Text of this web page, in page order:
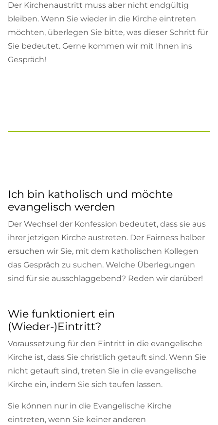
Der Kirchenaustritt muss aber nicht endgültig
bleiben. Wenn Sie wieder in die Kirche eintreten
möchten, überlegen Sie bitte, was dieser Schritt für
Sie bedeutet. Gerne kommen wir mit Ihnen ins
Gespräch!
Ich bin katholisch und möchte
evangelisch werden
Der Wechsel der Konfession bedeutet, dass sie aus
ihrer jetzigen Kirche austreten. Der Fairness halber
ersuchen wir Sie, mit dem katholischen Kollegen
das Gespräch zu suchen. Welche Überlegungen
sind für sie ausschlaggebend? Reden wir darüber!
Wie funktioniert ein
(Wieder-)Eintritt?
Voraussetzung für den Eintritt in die evangelische
Kirche ist, dass Sie christlich getauft sind. Wenn Sie
nicht getauft sind, treten Sie in die evangelische
Kirche ein, indem Sie sich taufen lassen.
Sie können nur in die Evangelische Kirche
eintreten, wenn Sie keiner anderen